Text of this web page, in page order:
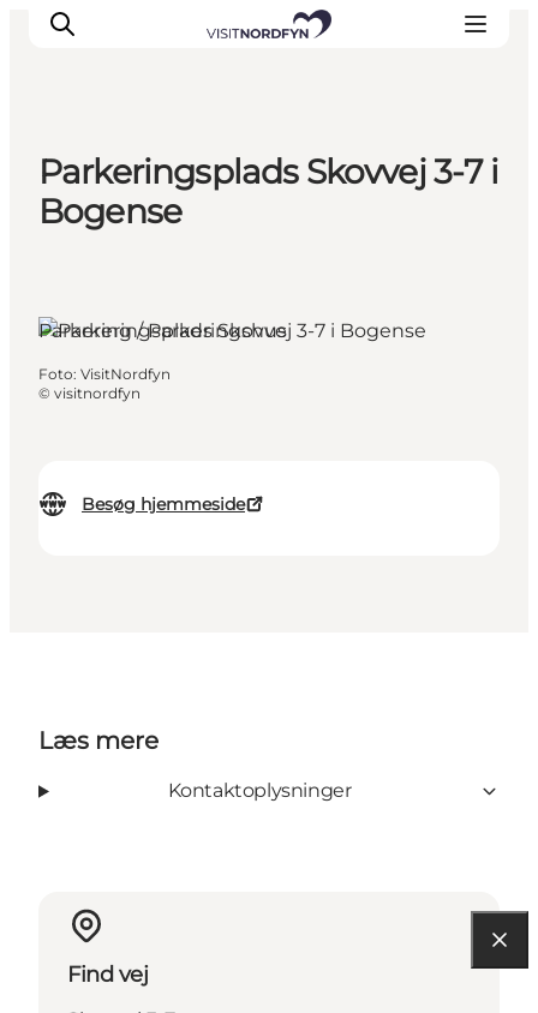
Oplev
Det sker
Book oplevelser
For børn
Parkeringsplads Skovvej 3-7 i
Bogense
Besøg hjemmeside
Parkering / Parkeringshus
Foto: VisitNordfyn
© visitnordfyn
Læs mere
Kontaktoplysninger
Find vej